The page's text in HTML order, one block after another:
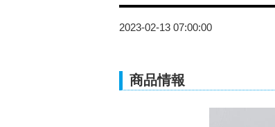
2023-02-13 07:00:00
商品情報